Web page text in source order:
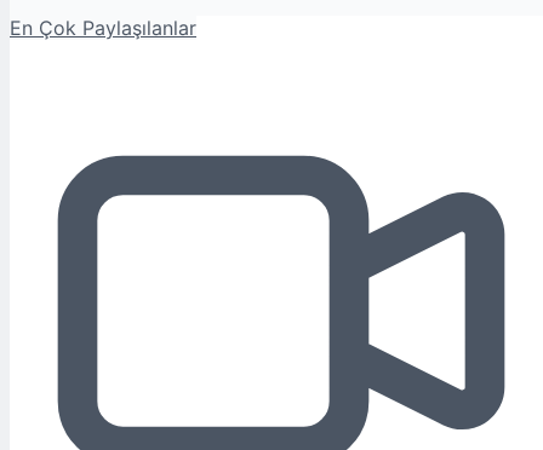
En Çok Paylaşılanlar